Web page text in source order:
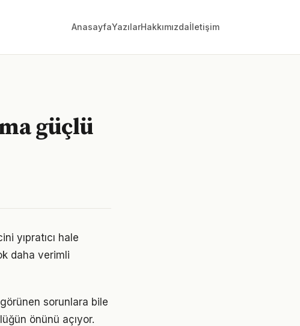
AnasayfaYazılarHakkımızdaİletişim
güçlü
yıpratıcı hale
daha verimli
sorunlara bile
önünü açıyor.